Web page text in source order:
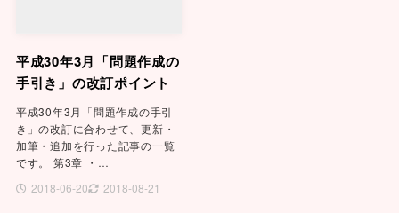
平成30年3月「問題作成の
手引き」の改訂ポイント
平成30年3月「問題作成の手引
き」の改訂に合わせて、更新・
加筆・追加を行った記事の一覧
です。 第3章 ・…
2018-06-20
2018-08-21